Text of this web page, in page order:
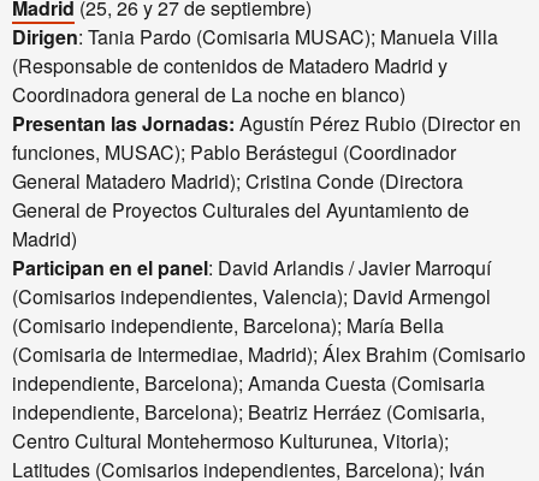
Madrid (25, 26 y 27 de septiembre)
Dirigen: Tania Pardo (Comisaria MUSAC); Manuela Villa
(Responsable de contenidos de Matadero Madrid y
Coordinadora general de La noche en blanco)
Presentan las Jornadas: Agustín Pérez Rubio (Director en
funciones, MUSAC); Pablo Berástegui (Coordinador
General Matadero Madrid); Cristina Conde (Directora
General de Proyectos Culturales del Ayuntamiento de
Madrid)
Participan en el panel: David Arlandis / Javier Marroquí
(Comisarios independientes, Valencia); David Armengol
(Comisario independiente, Barcelona); María Bella
(Comisaria de Intermediae, Madrid); Álex Brahim (Comisario
independiente, Barcelona); Amanda Cuesta (Comisaria
independiente, Barcelona); Beatriz Herráez (Comisaria,
Centro Cultural Montehermoso Kulturunea, Vitoria);
Latitudes (Comisarios independientes, Barcelona); Iván